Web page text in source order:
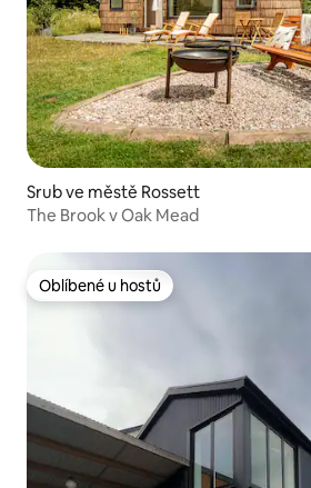
Srub ve městě Rossett
The Brook v Oak Mead
Oblíbené u hostů
Oblíbené u hostů